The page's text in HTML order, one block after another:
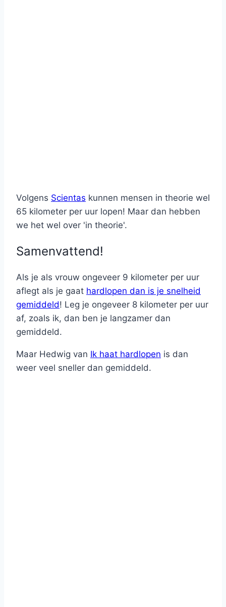
Volgens Scientas kunnen mensen in theorie wel
65 kilometer per uur lopen! Maar dan hebben
we het wel over 'in theorie'.
Samenvattend!
Als je als vrouw ongeveer 9 kilometer per uur
aflegt als je gaat hardlopen dan is je snelheid
gemiddeld! Leg je ongeveer 8 kilometer per uur
af, zoals ik, dan ben je langzamer dan
gemiddeld.
Maar Hedwig van Ik haat hardlopen is dan
weer veel sneller dan gemiddeld.